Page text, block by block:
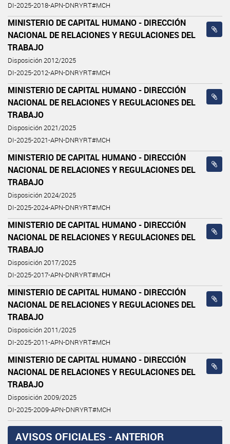
DI-2025-2018-APN-DNRYRT#MCH
MINISTERIO DE CAPITAL HUMANO - DIRECCIÓN
NACIONAL DE RELACIONES Y REGULACIONES DEL
TRABAJO
Disposición 2012/2025
DI-2025-2012-APN-DNRYRT#MCH
MINISTERIO DE CAPITAL HUMANO - DIRECCIÓN
NACIONAL DE RELACIONES Y REGULACIONES DEL
TRABAJO
Disposición 2021/2025
DI-2025-2021-APN-DNRYRT#MCH
MINISTERIO DE CAPITAL HUMANO - DIRECCIÓN
NACIONAL DE RELACIONES Y REGULACIONES DEL
TRABAJO
Disposición 2024/2025
DI-2025-2024-APN-DNRYRT#MCH
MINISTERIO DE CAPITAL HUMANO - DIRECCIÓN
NACIONAL DE RELACIONES Y REGULACIONES DEL
TRABAJO
Disposición 2017/2025
DI-2025-2017-APN-DNRYRT#MCH
MINISTERIO DE CAPITAL HUMANO - DIRECCIÓN
NACIONAL DE RELACIONES Y REGULACIONES DEL
TRABAJO
Disposición 2011/2025
DI-2025-2011-APN-DNRYRT#MCH
MINISTERIO DE CAPITAL HUMANO - DIRECCIÓN
NACIONAL DE RELACIONES Y REGULACIONES DEL
TRABAJO
Disposición 2009/2025
DI-2025-2009-APN-DNRYRT#MCH
AVISOS OFICIALES - ANTERIOR